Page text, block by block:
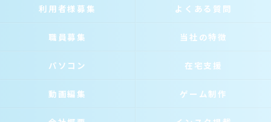
利用者様募集 よくある質問
職員募集 当社の特徴
パソコン 在宅支援
動画編集 ゲーム制作